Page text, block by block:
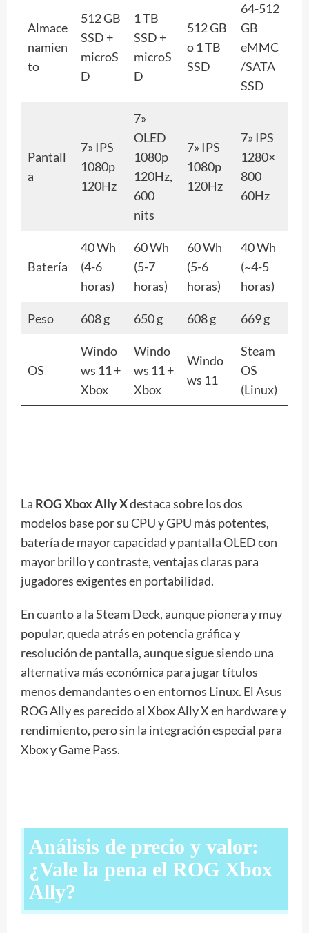
Almace
namien
to
512 GB
SSD +
microS
D
1 TB
SSD +
microS
D
512 GB
o 1 TB
SSD
64-512
GB
eMMC
/SATA
SSD
Pantall
a
7» IPS
1080p
120Hz
7»
OLED
1080p
120Hz,
600
nits
7» IPS
1080p
120Hz
7» IPS
1280×
800
60Hz
Batería
40 Wh
(4-6
horas)
60 Wh
(5-7
horas)
60 Wh
(5-6
horas)
40 Wh
(~4-5
horas)
Peso 608 g 650 g 608 g 669 g
OS
Windo
ws 11 +
Xbox
Windo
ws 11 +
Xbox
Windo
ws 11
Steam
OS
(Linux)
La ROG Xbox Ally Xdestaca sobre los dos
modelos base por su CPU y GPU más potentes,
batería de mayor capacidad y pantalla OLED con
mayor brillo y contraste, ventajas claras para
jugadores exigentes en portabilidad.
En cuanto a la Steam Deck, aunque pionera y muy
popular, queda atrás en potencia gráfica y
resolución de pantalla, aunque sigue siendo una
alternativa más económica para jugar títulos
menos demandantes o en entornos Linux. El Asus
ROG Ally es parecido al Xbox Ally X en hardware y
rendimiento, pero sin la integración especial para
Xbox y Game Pass.
Análisis de precio y valor:
¿Vale la pena el ROG Xbox
Ally?